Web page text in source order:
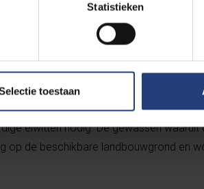
Statistieken
toestaan
20% nu al vegetarisch. Veggie voeding
eiwitten nodig. De gewassen waaruit
op de beschikbare landbouwgrond en